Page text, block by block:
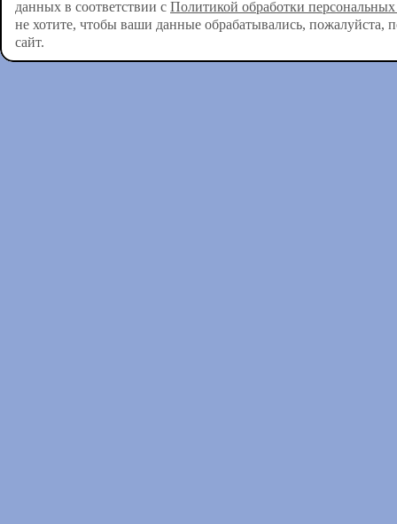
данных в соответствии с Политикой обработки
не хотите, чтобы ваши данные обрабатывались, пожалуйста,
сайт.